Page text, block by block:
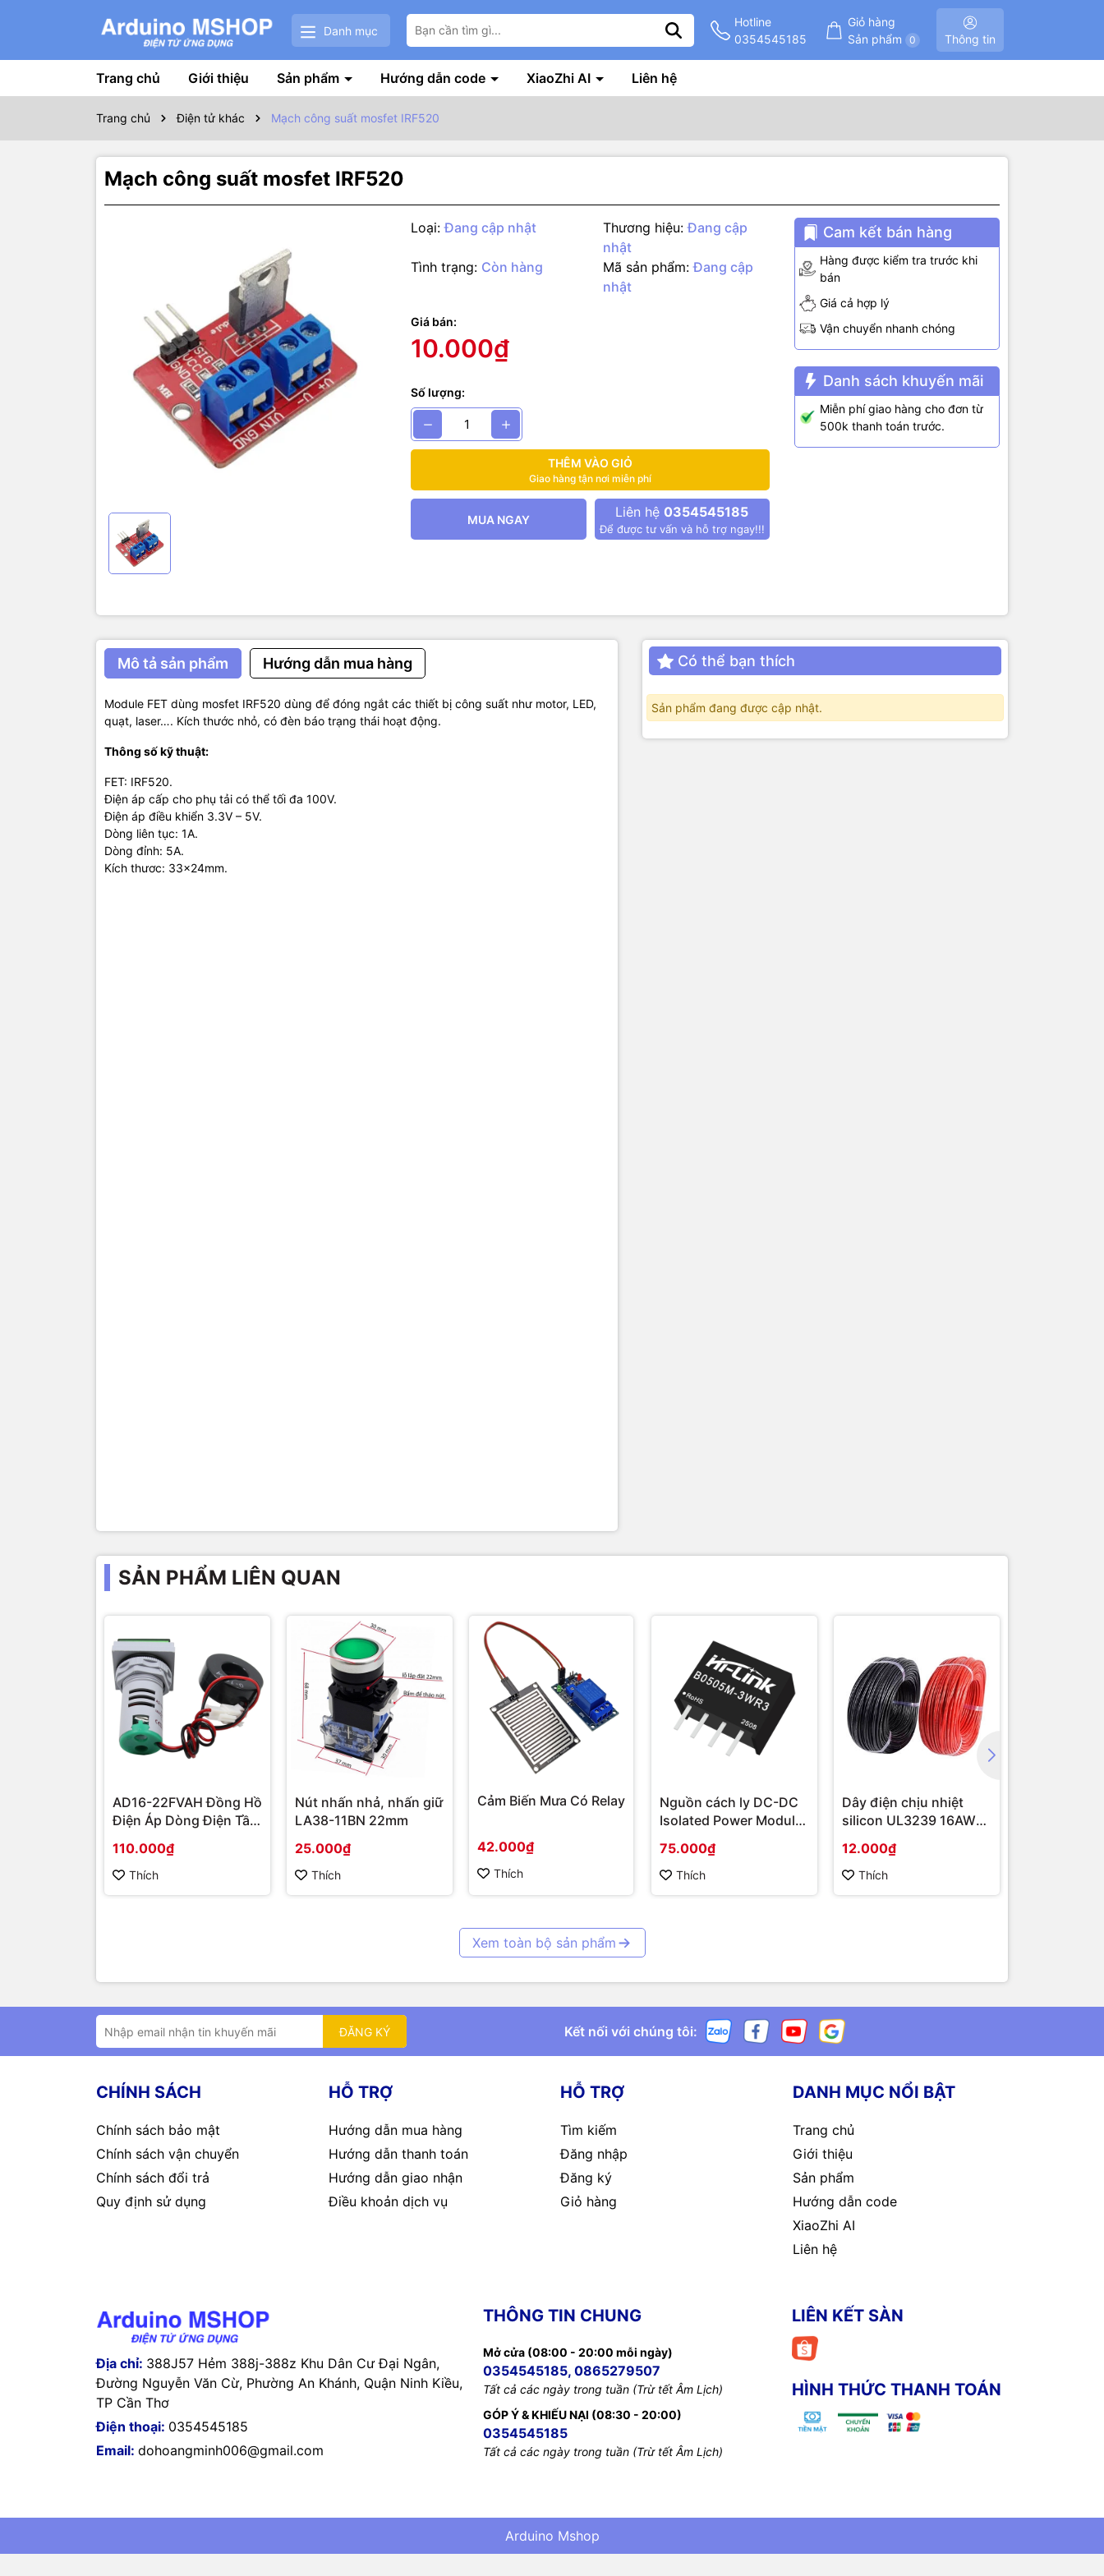
Danh mục
Hotline
0354545185
Giỏ hàng
Sản phẩm
0 Thông tin
Trang chủ Giới thiệu Sản phẩm Hướng dẫn code XiaoZhi AI Liên hệ
Trang chủ Điện tử khác Mạch công suất mosfet IRF520
Mạch công suất mosfet IRF520
Loại: Đang cập nhật Thương hiệu: Đang cập
nhật
Tình trạng: Còn hàng Mã sản phẩm: Đang cập
nhật
Giá bán:
10.000₫
Số lượng:
THÊM VÀO GIỎ
Giao hàng tận nơi miễn phí
MUA NGAY Liên hệ 0354545185
Để được tư vấn và hỗ trợ ngay!!!
Cam kết bán hàng
Hàng được kiểm tra trước khi
bán
Giá cả hợp lý
Vận chuyển nhanh chóng
Danh sách khuyến mãi
Miễn phí giao hàng cho đơn từ
500k thanh toán trước.
Mô tả sản phẩm Hướng dẫn mua hàng
Module FET dùng mosfet IRF520 dùng để đóng ngắt các thiết bị công suất như motor, LED,
quạt, laser…. Kích thước nhỏ, có đèn báo trạng thái hoạt động.
Thông số kỹ thuật:
FET: IRF520.
Điện áp cấp cho phụ tải có thể tối đa 100V.
Điện áp điều khiển 3.3V – 5V.
Dòng liên tục: 1A.
Dòng đỉnh: 5A.
Kích thươc: 33x24mm.
Có thể bạn thích
Sản phẩm đang được cập nhật.
SẢN PHẨM LIÊN QUAN
AD16-22FVAH Đồng Hồ
Điện Áp Dòng Điện Tần
110.000₫
Thích
Nút nhấn nhả, nhấn giữ
LA38-11BN 22mm
25.000₫
Thích
Cảm Biến Mưa Có Relay
42.000₫
Thích
Nguồn cách ly DC-DC
Isolated Power Module
75.000₫
Thích
Dây điện chịu nhiệt
silicon UL3239 16AWG
12.000₫
Thích
Xem toàn bộ sản phẩm
Module FET dùng mosfet IRF520 dùng để đóng ngắt các thiết bị công suất như motor, LED,
quạt, laser…. Kích thước nhỏ, có đèn báo trạng thái hoạt động.
Thông số kỹ thuật:
FET: IRF520.
Điện áp cấp cho phụ tải có thể tối đa 100V.
Điện áp điều khiển 3.3V – 5V.
Kích thươc: 33x24mm.
ĐĂNG KÝ Kết nối với chúng tôi:
CHÍNH SÁCH
Chính sách bảo mật
Chính sách vận chuyển
Chính sách đổi trả
Quy định sử dụng
HỖ TRỢ
Hướng dẫn mua hàng
Hướng dẫn thanh toán
Hướng dẫn giao nhận
Điều khoản dịch vụ
HỖ TRỢ
Tìm kiếm
Đăng nhập
Đăng ký
Giỏ hàng
DANH MỤC NỔI BẬT
Trang chủ
Giới thiệu
Sản phẩm
Hướng dẫn code
XiaoZhi AI
Liên hệ
Địa chỉ: 388J57 Hẻm 388j-388z Khu Dân Cư Đại Ngân,
Đường Nguyễn Văn Cừ, Phường An Khánh, Quận Ninh Kiều,
TP Cần Thơ
Điện thoại: 0354545185
Email: dohoangminh006@gmail.com
THÔNG TIN CHUNG
Mở cửa (08:00 - 20:00 mỗi ngày)
0354545185, 0865279507
Tất cả các ngày trong tuần (Trừ tết Âm Lịch)
GÓP Ý & KHIẾU NẠI (08:30 - 20:00)
0354545185
Tất cả các ngày trong tuần (Trừ tết Âm Lịch)
LIÊN KẾT SÀN
HÌNH THỨC THANH TOÁN
Arduino Mshop